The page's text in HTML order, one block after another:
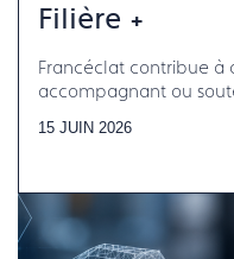
Filière +
Francéclat contribue à
accompagnant ou
15 JUIN 2026